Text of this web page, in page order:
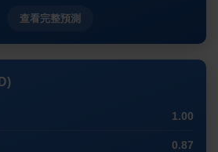
查看完整預測
1.00
0.87